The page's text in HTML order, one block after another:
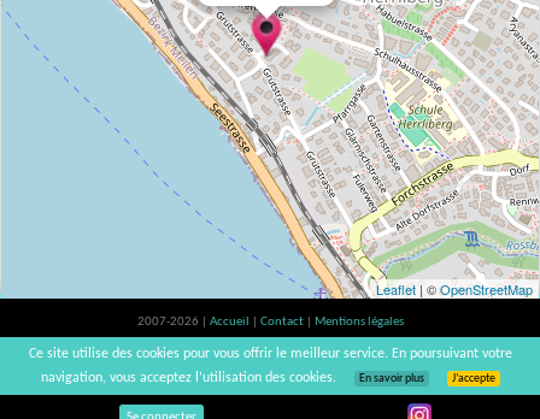
Leaflet | ©OpenStreetMap
2007-2026 | Accueil Contact
Mentions légales
L'abus d'alcool est dangereux pour la santé, à consommer avec modération. |
vinsnaturels | v3.12
Ce site utilise des cookies pour vous offrir le meilleur service. En poursuivant votre
navigation, vous acceptez l’utilisation des cookies.
En savoir plus J’accepte